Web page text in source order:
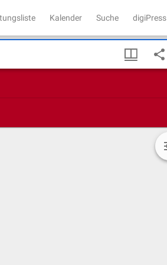
Kalender Suche digiPress